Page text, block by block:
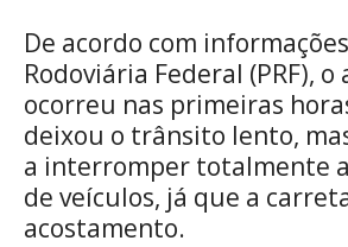
De acordo com
Rodoviária Federal (PRF),
ocorreu nas primeiras
deixou o trânsito lento,
a interromper totalmente
de veículos, já que a
acostamento.